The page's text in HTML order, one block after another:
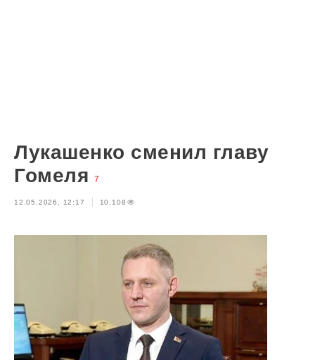
Лукашенко сменил главу
Гомеля
7
12.05.2026, 12:17 10,108